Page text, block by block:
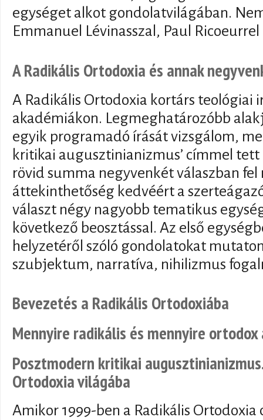
egységet alkot gondolatvilágában.
Emmanuel Lévinasszal, Paul Ricoeurrel
A Radikális Ortodoxia és annak
A Radikális Ortodoxia kortárs teológiai
akadémiákon. Legmeghatározóbb
egyik programadó írását vizsgálom,
kritikai augusztinianizmus’ címmel tett
rövid summa negyvenkét válaszban
áttekinthetőség kedvéért a
választ négy nagyobb tematikus
következő beosztással. Az első
helyzetéről szóló gondolatokat
szubjektum, narratíva, nihilizmus
Bevezetés a Radikális Ortodoxiába
Mennyire radikális és mennyire
Posztmodern kritikai
Ortodoxia világába
Amikor 1999-ben a Radikális